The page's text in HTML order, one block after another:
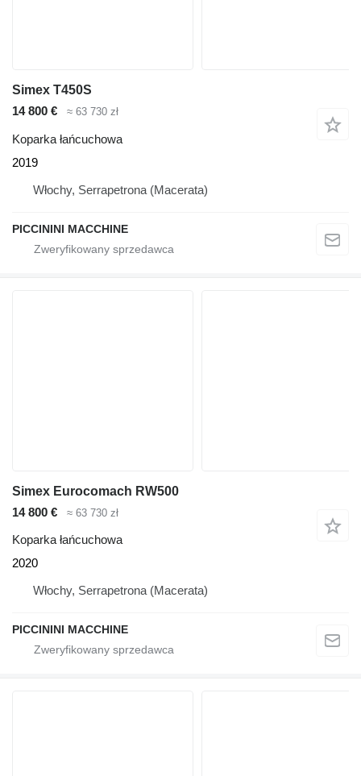
Simex T450S
14 800 €
≈ 63 730 zł
Koparka łańcuchowa
2019
Włochy, Serrapetrona (Macerata)
PICCININI MACCHINE
Simex Eurocomach RW500
14 800 €
≈ 63 730 zł
Koparka łańcuchowa
2020
Włochy, Serrapetrona (Macerata)
PICCININI MACCHINE